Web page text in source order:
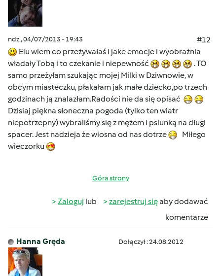
ndz., 04/07/2013 - 19:43
#12
Elu wiem co przeżywałaś i jake emocje i wyobrażnia
władały Tobą i to czekanie i niepewność
. TO
samo przeżyłam szukając mojej Milki w Dziwnowie, w
obcym miasteczku, płakałam jak małe dziecko,po trzech
godzinach ją znalazłam.Radości nie da się opisać
Dzisiaj piękna słoneczna pogoda (tylko ten wiatr
niepotrzepny) wybraliśmy się z mężem i psiunką na długi
spacer. Jest nadzieja że wiosna od nas dotrze
Miłego
wieczorku
Góra strony
Zaloguj lub zarejestruj sięaby dodawać
komentarze
Hanna Gręda Dołączył : 24.08.2012